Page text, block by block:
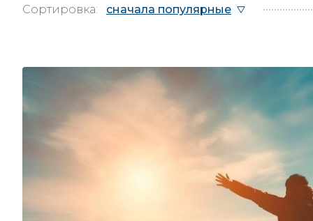
Сортировка: сначала популярные